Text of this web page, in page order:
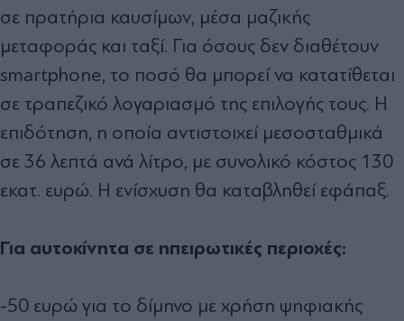
σε πρατήρια καυσίμων, μέσα μαζικής
μεταφοράς και ταξί. Για όσους δεν διαθέτουν
smartphone, το ποσό θα μπορεί να κατατίθεται
σε τραπεζικό λογαριασμό της επιλογής τους. Η
επιδότηση, η οποία αντιστοιχεί μεσοσταθμικά
σε 36 λεπτά ανά λίτρο, με συνολικό κόστος 130
εκατ. ευρώ. Η ενίσχυση θα καταβληθεί εφάπαξ.
Για αυτοκίνητα σε ηπειρωτικές περιοχές:
-50 ευρώ για το δίμηνο με χρήση ψηφιακής